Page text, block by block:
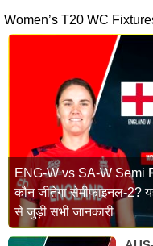
Women’s T20 WC
ENG-W vs SA-W Semi
कौन जीतेगा सेमीफाइनल-
से जुड़ी सभी जानकारी